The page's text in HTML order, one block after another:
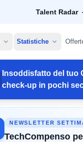
Talent Radar
Statistiche
Insoddisfatto del tuo
check-up in pochi
NEWSLETTER
TechCompenso